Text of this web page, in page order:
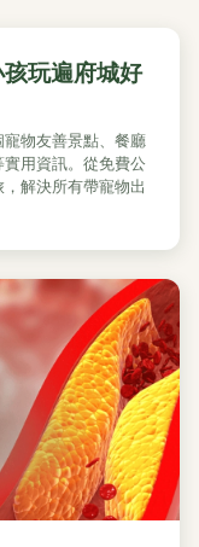
玩遍府城好
物友善景點、餐廳
用資訊。從免費公
解決所有帶寵物出